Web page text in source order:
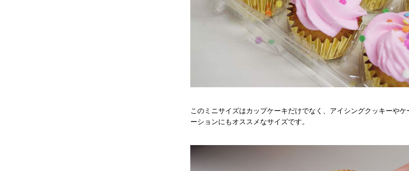
このミニサイズはカップケーキだけでなく、アイシングクッキーや
ーションにもオススメなサイズです。